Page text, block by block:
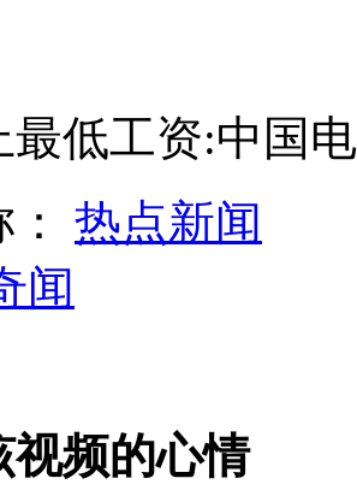
大引发市场担忧
工资:中国电
热点新闻
闻
视频的心情